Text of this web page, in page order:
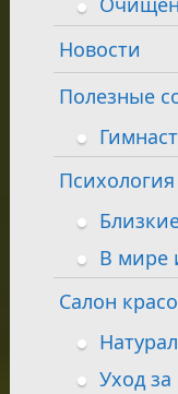
Новости
Полезные
В мире
Салон
Уход